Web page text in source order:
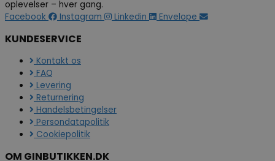
oplevelser – hver gang.
Facebook
Instagram Linkedin Envelope
KUNDESERVICE
Kontakt os
FAQ
Levering
Returnering
Handelsbetingelser
Persondatapolitik
Cookiepolitik
OM GINBUTIKKEN.DK